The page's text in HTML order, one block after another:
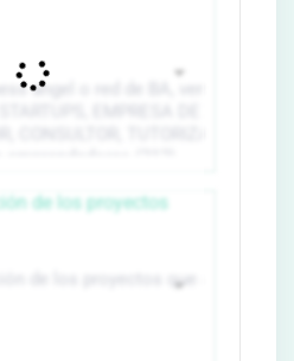
de los proyectos